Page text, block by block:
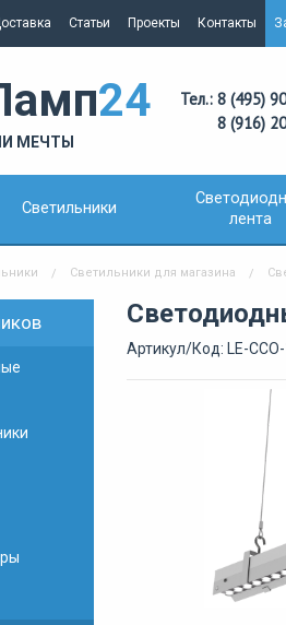
Статьи Проекты Контакты
24
МЕЧТЫ
Тел.: 8 (495)
8 (916)
Светильники
лента
Светильники для магазина
Артикул/Код: LE-